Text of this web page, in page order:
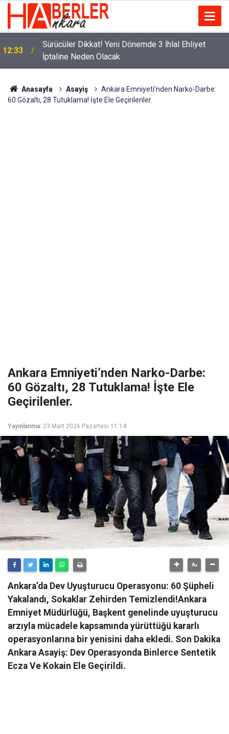
12:33
Sürücüler Dikkat! Yeni Dönemde 3 İhlal Ehliyet
İptaline Neden Olacak
Anasayfa Asayiş
Ankara Emniyeti’nden Narko-Darbe:
60 Gözaltı, 28 Tutuklama! İşte Ele Geçirilenler.
Ankara Emniyeti’nden Narko-Darbe:
60 Gözaltı, 28 Tutuklama! İşte Ele
Geçirilenler.
Yayınlanma: 23 Mart 2026 Pazartesi 11:14
Ankara’da Dev Uyuşturucu Operasyonu: 60 Şüpheli
Yakalandı, Sokaklar Zehirden Temizlendi!Ankara
Emniyet Müdürlüğü, Başkent genelinde uyuşturucu
arzıyla mücadele kapsamında yürüttüğü kararlı
operasyonlarına bir yenisini daha ekledi. Son Dakika
Ankara Asayiş: Dev Operasyonda Binlerce Sentetik
Ecza Ve Kokain Ele Geçirildi.